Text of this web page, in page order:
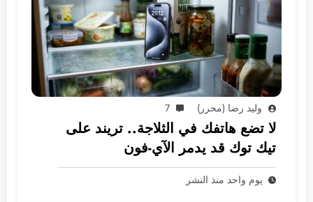
وليد رضا (محرر) 7
لا تضع هاتفك في الثلاجة.. تريند على
تيك توك قد يدمر الآي-فون
يوم واحد منذ النشر